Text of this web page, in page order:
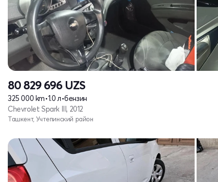
80 829 696 UZS
325 000 km•1.0 л•бензин
Chevrolet Spark III, 2012
Ташкент, Учтепинский район